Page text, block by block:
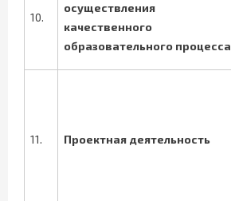
10.
осуществления
качественного
образовательного процесса
11. Проектная деятельность